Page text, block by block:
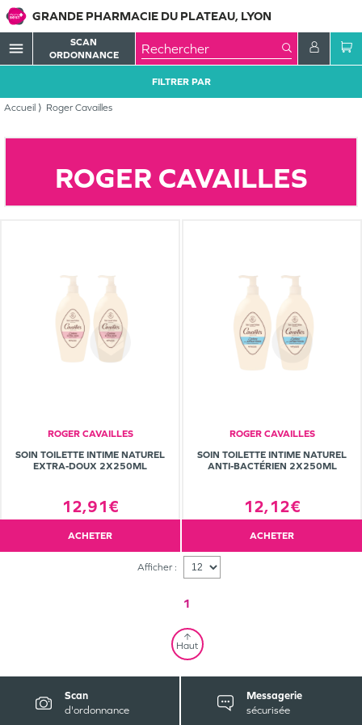
GRANDE PHARMACIE DU PLATEAU, LYON
menu
SCAN
ORDONNANCE
Accueil Roger Cavailles
FILTRER PAR
ROGER CAVAILLES
ROGER CAVAILLES
SOIN TOILETTE INTIME NATUREL
EXTRA-DOUX 2X250ML
12,91€
ACHETER
ROGER CAVAILLES
SOIN TOILETTE INTIME NATUREL
ANTI-BACTÉRIEN 2X250ML
12,12€
ACHETER
Afficher :
1
Haut
Scan
d'ordonnance
Messagerie
sécurisée